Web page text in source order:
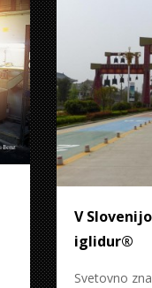
V
iglidur®
Svetovno